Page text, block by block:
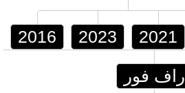
2016 2023 2021
راف فور